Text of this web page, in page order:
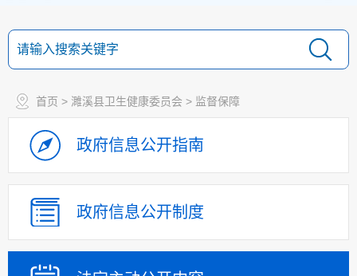
首页 > 濉溪县卫生健康委员会 > 监督保障
政府信息公开指南
政府信息公开制度
财政资金
应急管理
权责清单和动态调
整情况
公共服务和中介服务
“双随机一公开”
网上政务服务
招标采购